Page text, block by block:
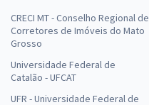
CRECI MT - Conselho Regional de
Corretores de Imóveis do Mato
Grosso
Universidade Federal de
Catalão - UFCAT
UFR - Universidade Federal de